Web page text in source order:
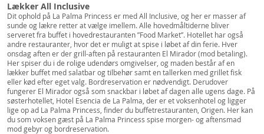
Lækker All Inclusive
Dit ophold på La Palma Princess er med All Inclusive, og her er masser af
sunde og lækre retter at vælge imellem. Alle hovedmåltiderne bliver
serveret fra buffet i hovedrestauranten ”Food Market”. Hotellet har også
andre restauranter, hvor det er muligt at spise i løbet af din ferie. Hver
onsdag aften er der grill-aften på restauranten El Mirador (mod betaling).
Her spiser du i de rolige udendørs omgivelser, og maden består af en
lækker buffet med salatbar og tilbehør samt en tallerken med grillet fisk
eller kød efter eget valg. Bordreservation er nødvendigt. Derudover
fungerer El Mirador også som snackbar i løbet af dagen alle ugens dage. På
søsterhotellet, Hotel Esencia de La Palma, der er et voksenhotel og ligger
lige op ad La Palma Princess, finder du buffetrestauranten, Origen. Her kan
du som voksen gæst på La Palma Princess spise morgen- og aftensmad
mod gebyr og bordreservation.